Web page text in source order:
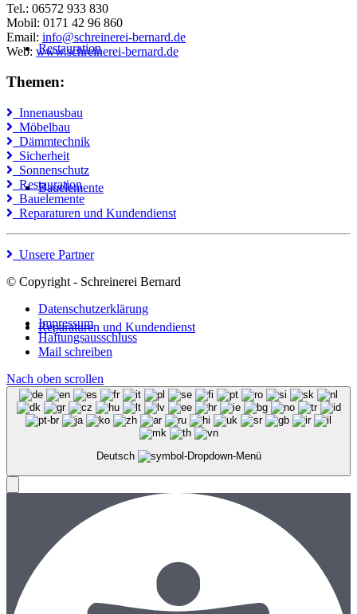
Restauration
Bauelemente
Reparaturen und Kundendienst
Tel.: 06572 933 830
Mobil: 0171 42 96 860
Email: info@schreinerei-bernard.de
Web: www.schreinerei-bernard.de
Themen:
Innenausbau
Möbelbau
Dämmtechnik
Sicherheit
Sonnenschutz
Restauration
Bauelemente
Reparaturen und Kundendienst
Unsere Partner
© Copyright - Schreinerei Bernard
Datenschutzerklärung
Impressum
Haftungsausschluss
Mail schreiben
Nach oben scrollen
Deutsch